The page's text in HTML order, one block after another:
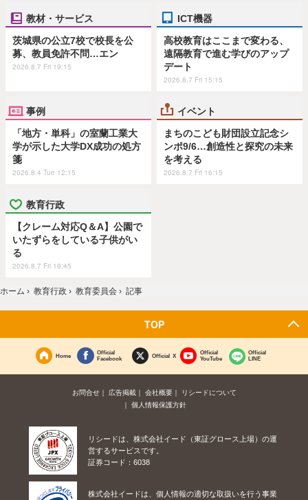
教材・サービス
茨城県の公立7校で校長を公
募、教員免許不問…エン
2026.8.7 Fri 19:15
ICT機器
高校教育はここまで変わる、
遠隔教育で進む学びのアップ
デート
2026.8.7 Fri 15:15
事例
「地方・単科」の室蘭工業大
学が示した大学DX成功の処方
箋
2026.8.4 Tue 12:15
イベント
まちのこども財団設立記念シ
ンポ9/6…創造性と探究の未来
を考える
2026.8.7 Fri 16:15
教育行政
【クレーム対応Q＆A】公園で
いたずらをしている子供がい
る
2026.8.7 Fri 19:45
ホーム › 教育行政 › 教育委員会 › 記事
TOP
Home
Official
Facebook
Official X
Official
YouTube
Official
LINE
お問合せ 広告掲載 会社概要
リシードについて
個人情報保護方針
リシードは、株式会社イード（東証グロース上場）の運
営するサービスです。
証券コード：6038
株式会社イードは、個人情報の適切な取扱いを行う事業